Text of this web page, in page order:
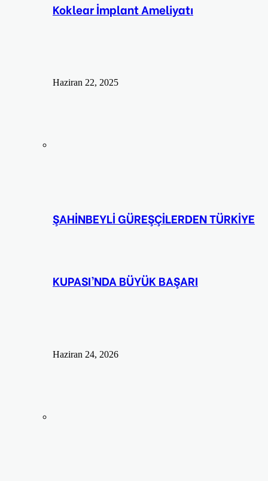
Koklear İmplant Ameliyatı
Haziran 22, 2025
ŞAHİNBEYLİ GÜREŞÇİLERDEN TÜRKİYE
KUPASI’NDA BÜYÜK BAŞARI
Haziran 24, 2026